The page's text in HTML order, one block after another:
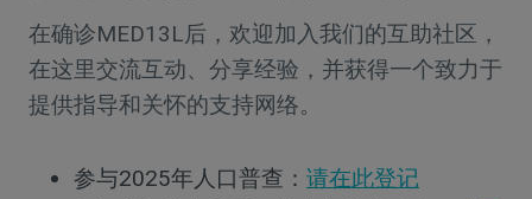
在确诊MED13L后，欢迎加入我们的互助社区，
在这里交流互动、分享经验，并获得一个致力于
提供指导和关怀的支持网络。
参与2025年人口普查： 请在此登记